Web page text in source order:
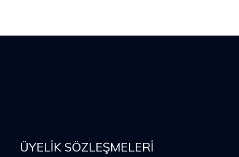
ÜYELIK SÖZLEŞMELERI